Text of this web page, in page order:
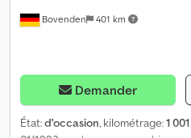
Bovenden 401 km
Demander
État:d'occasion, kilométrage:1